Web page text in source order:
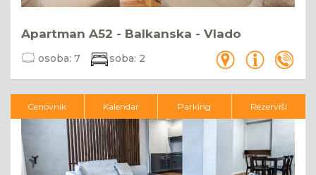
Apartman A52 - Balkanska - Vlado
osoba: 7 soba: 2
Cenovnik Kalendar Parking Rezerviši